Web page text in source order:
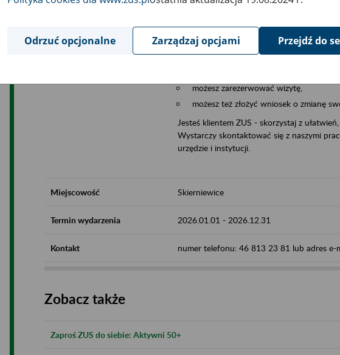
możesz złożyć wniosek o wydanie
masz dostęp do zwolnień lekarskich
Jeśli jesteś świadczeniobiorcą
masz dostęp m.in. do formularza PIT
do formularza PIT 40A, czyli rocznego
możesz zarezerwować wizytę,
możesz też złożyć wniosek o zmianę
Jesteś klientem ZUS - skorzystaj z
Wystarczy skontaktować się z naszymi
urzędzie i instytucji.
Miejscowość Skierniewice
Termin wydarzenia 2026.01.01 - 2026.12.31
Kontakt numer telefonu: 46 813 23 81 lub adres e-
Zobacz także
Zaproś ZUS do siebie: Aktywni 50+
Odrzuć opcjonalne Zarządzaj opcjami Przejdź do